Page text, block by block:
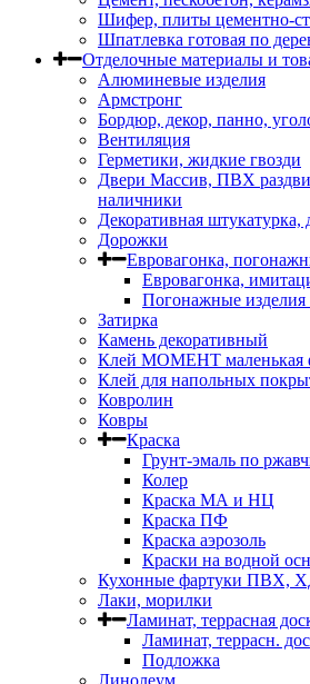
Шифер, плиты цементно-
Шпатлевка готовая по
Отделочные материалы и
Алюминевые изделия
Армстронг
Бордюр, декор, панно,
Вентиляция
Герметики, жидкие гвозди
Двери Массив, ПВХ
наличники
Декоративная штукатурка,
Дорожки
Евровагонка,
Евровагонка,
Погонажные изделия
Затирка
Камень декоративный
Клей МОМЕНТ маленькая
Клей для напольных
Ковролин
Ковры
Краска
Грунт-эмаль по
Колер
Краска МА и НЦ
Краска ПФ
Краска аэрозоль
Краски на водной
Кухонные фартуки ПВХ,
Лаки, морилки
Ламинат, террасная
Ламинат, террасн.
Подложка
Линолеум